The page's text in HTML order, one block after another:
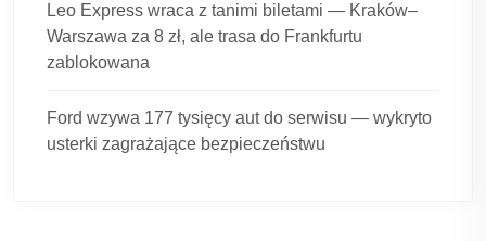
Leo Express wraca z tanimi biletami — Kraków–
Warszawa za 8 zł, ale trasa do Frankfurtu
zablokowana
Ford wzywa 177 tysięcy aut do serwisu — wykryto
usterki zagrażające bezpieczeństwu